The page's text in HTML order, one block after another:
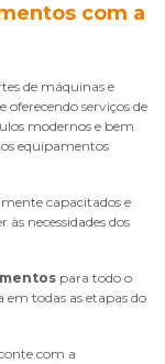
com a
de máquinas e
oferecendo serviços de
modernos e bem
equipamentos
capacitados e
necessidades dos
para todo o
todas as etapas do
com a